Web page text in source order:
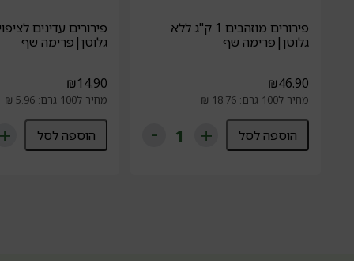
פירורים מוזהבים 1 ק"ג ללא
גלוטן|פרימה שף
₪46.90
מחיר ל100 גרם: 18.76 ₪
הוספה לסל
פירורים עדינים
גלוטן|פרימה שף
₪14.90
מחיר ל100 גרם: 5.96 ₪
הוספה לסל